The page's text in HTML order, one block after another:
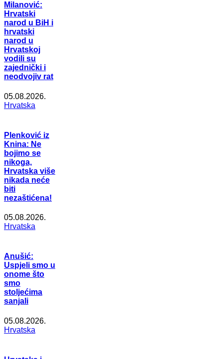
Milanović:
Hrvatski
narod u BiH i
hrvatski
narod u
Hrvatskoj
vodili su
zajednički i
neodvojiv rat
05.08.2026.
Hrvatska
Plenković iz
Knina: Ne
bojimo se
nikoga,
Hrvatska više
nikada neće
biti
nezaštićena!
05.08.2026.
Hrvatska
Anušić:
Uspjeli smo u
onome što
smo
stoljećima
sanjali
05.08.2026.
Hrvatska